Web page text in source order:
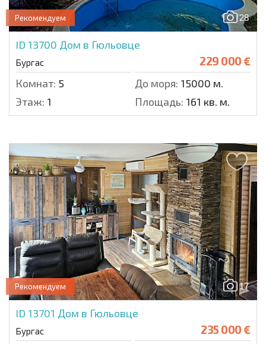
28
Рекомендуем
ID 13700 Дом в Гюльовце
Бургас 229 000 €
Комнат: 5 До моря: 15000 м.
Этаж: 1 Площадь: 161 кв. м.
17
Рекомендуем
ID 13701 Дом в Гюльовце
Бургас 235 000 €